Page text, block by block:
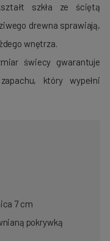
szkła ze ściętą
drewna sprawiają,
wnętrza.
świecy gwarantuje
który wypełni
7 cm
pokrywką